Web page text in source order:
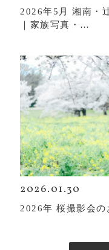
2026年5月 湘南・
｜家族写真・…
2026.01.30
2026年 桜撮影会の